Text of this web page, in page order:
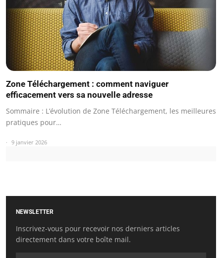
Zone Téléchargement : comment naviguer
efficacement vers sa nouvelle adresse
Sommaire : L’évolution de Zone Téléchargement, les meilleures
pratiques pour…
9 janvier 2026
NEWSLETTER
Inscrivez-vous pour recevoir nos derniers articles
directement dans votre boîte mail.